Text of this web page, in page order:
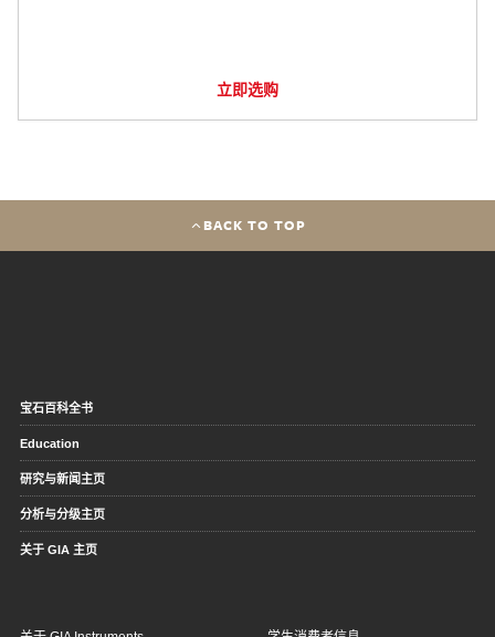
立即选购
BACK TO TOP
宝石百科全书
Education
研究与新闻主页
分析与分级主页
关于 GIA 主页